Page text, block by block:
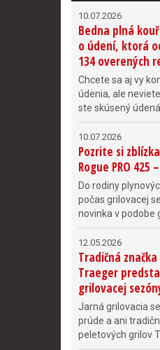
10.07.2026
Bedna plná
o údení, ktorá
134 overených
Chcete sa aj vy
údenia, ale
ste skúsený údenár
10.07.2026
Pozrite si
Rogue PRO 425
Do rodiny
počas grilovacej
novinka v podobe
12.05.2026
Tradičná
Traeger
grilovacej
Jarná grilovacia
prúde a ani
peletových grilov